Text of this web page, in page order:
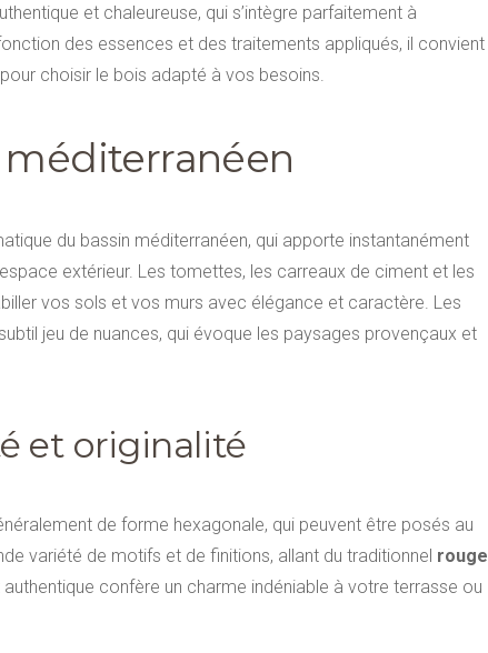
et chaleureuse, qui s’intègre parfaitement à
des essences et des traitements appliqués, il convient
choisir le bois adapté à vos besoins.
du bassin méditerranéen, qui apporte instantanément
extérieur. Les tomettes, les carreaux de ciment et les
vos sols et vos murs avec élégance et caractère. Les
jeu de nuances, qui évoque les paysages provençaux et
et originalité
de forme hexagonale, qui peuvent être posés au
variété de motifs et de finitions, allant du traditionnel rouge
confère un charme indéniable à votre terrasse ou